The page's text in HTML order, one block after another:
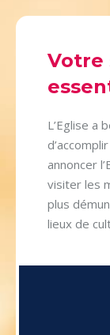
Votre
L’Eglise a
annoncer
visiter les
plus
lieux de